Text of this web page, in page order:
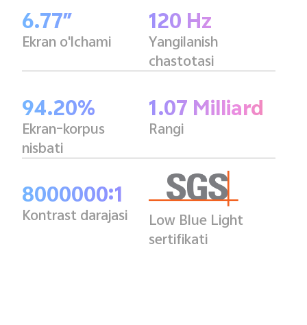
6.77″
Ekran o'lchami
120 Hz
Yangilanish
chastotasi
94.20%
Ekran–korpus
nisbati
1.07 Milliard
Rangi
8000000:1
Kontrast darajasi
Low Blue Light
sertifikati